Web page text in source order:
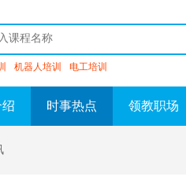
机器人培训 电工培训
时事热点 领教职场